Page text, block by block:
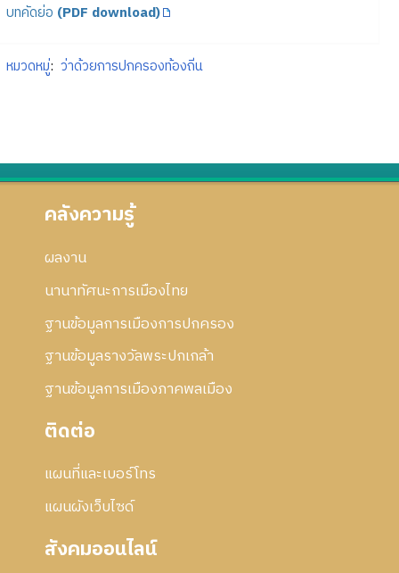
บทคัดย่อ (PDF download)
หมวดหมู่: ว่าด้วยการปกครองท้องถิ่น
คลังความรู้
ผลงาน
นานาทัศนะการเมืองไทย
ฐานข้อมูลการเมืองการปกครอง
ฐานข้อมูลรางวัลพระปกเกล้า
ฐานข้อมูลการเมืองภาคพลเมือง
ติดต่อ
แผนที่และเบอร์โทร
แผนผังเว็บไซด์
สังคมออนไลน์